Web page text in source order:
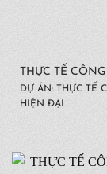
THỰC TẾ
DỰ ÁN: THỰC TẾ
HIỆN ĐẠI